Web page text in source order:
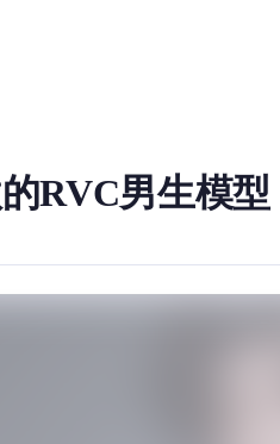
download information for
生唱歌的模型，效果非常不错
RVC男生模型